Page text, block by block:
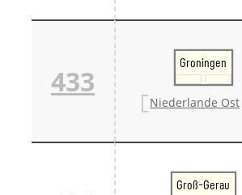
433
Groningen
Niederlande Ost
Groß-Gerau